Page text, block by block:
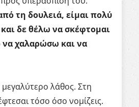
τη δουλειά, είμαι πολύ
δε θέλω να σκέφτομαι
χαλαρώσω και να
μεγαλύτερο λάθος. Στη
τόσο όσο νομίζεις.